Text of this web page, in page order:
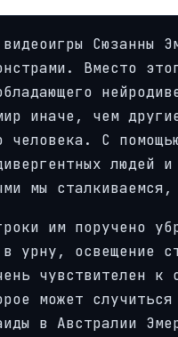
Сюзанны
Вместо
иначе, чем
человека. С
мы
им поручено
в урну, освещение
чувствителен
может
в Австралии